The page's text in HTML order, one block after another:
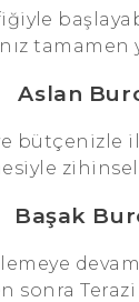
tamamen
Aslan
Başak
sonra